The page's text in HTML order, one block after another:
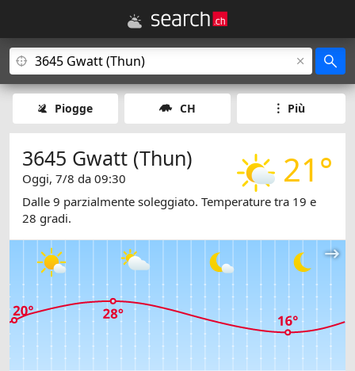
Piogge CH Più
21°
3645 Gwatt (Thun)
Oggi, 7/8 da 09:30
Dalle 9 parzialmente soleggiato. Temperature tra 19 e
28 gradi.